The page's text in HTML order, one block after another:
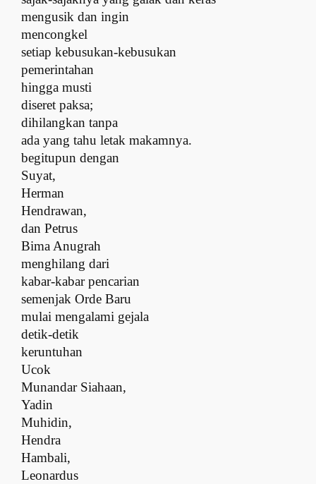
mengusik dan ingin
mencongkel
setiap kebusukan-kebusukan
pemerintahan
hingga musti
diseret paksa;
dihilangkan tanpa
ada yang tahu letak makamnya.
begitupun dengan
Suyat,
Herman
Hendrawan,
dan Petrus
Bima Anugrah
menghilang dari
kabar-kabar pencarian
semenjak Orde Baru
mulai mengalami gejala
detik-detik
keruntuhan
Ucok
Munandar Siahaan,
Yadin
Muhidin,
Hendra
Hambali,
Leonardus